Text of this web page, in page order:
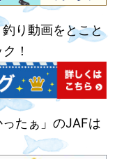
り動画をとこと
！
たぁ」のJAFは